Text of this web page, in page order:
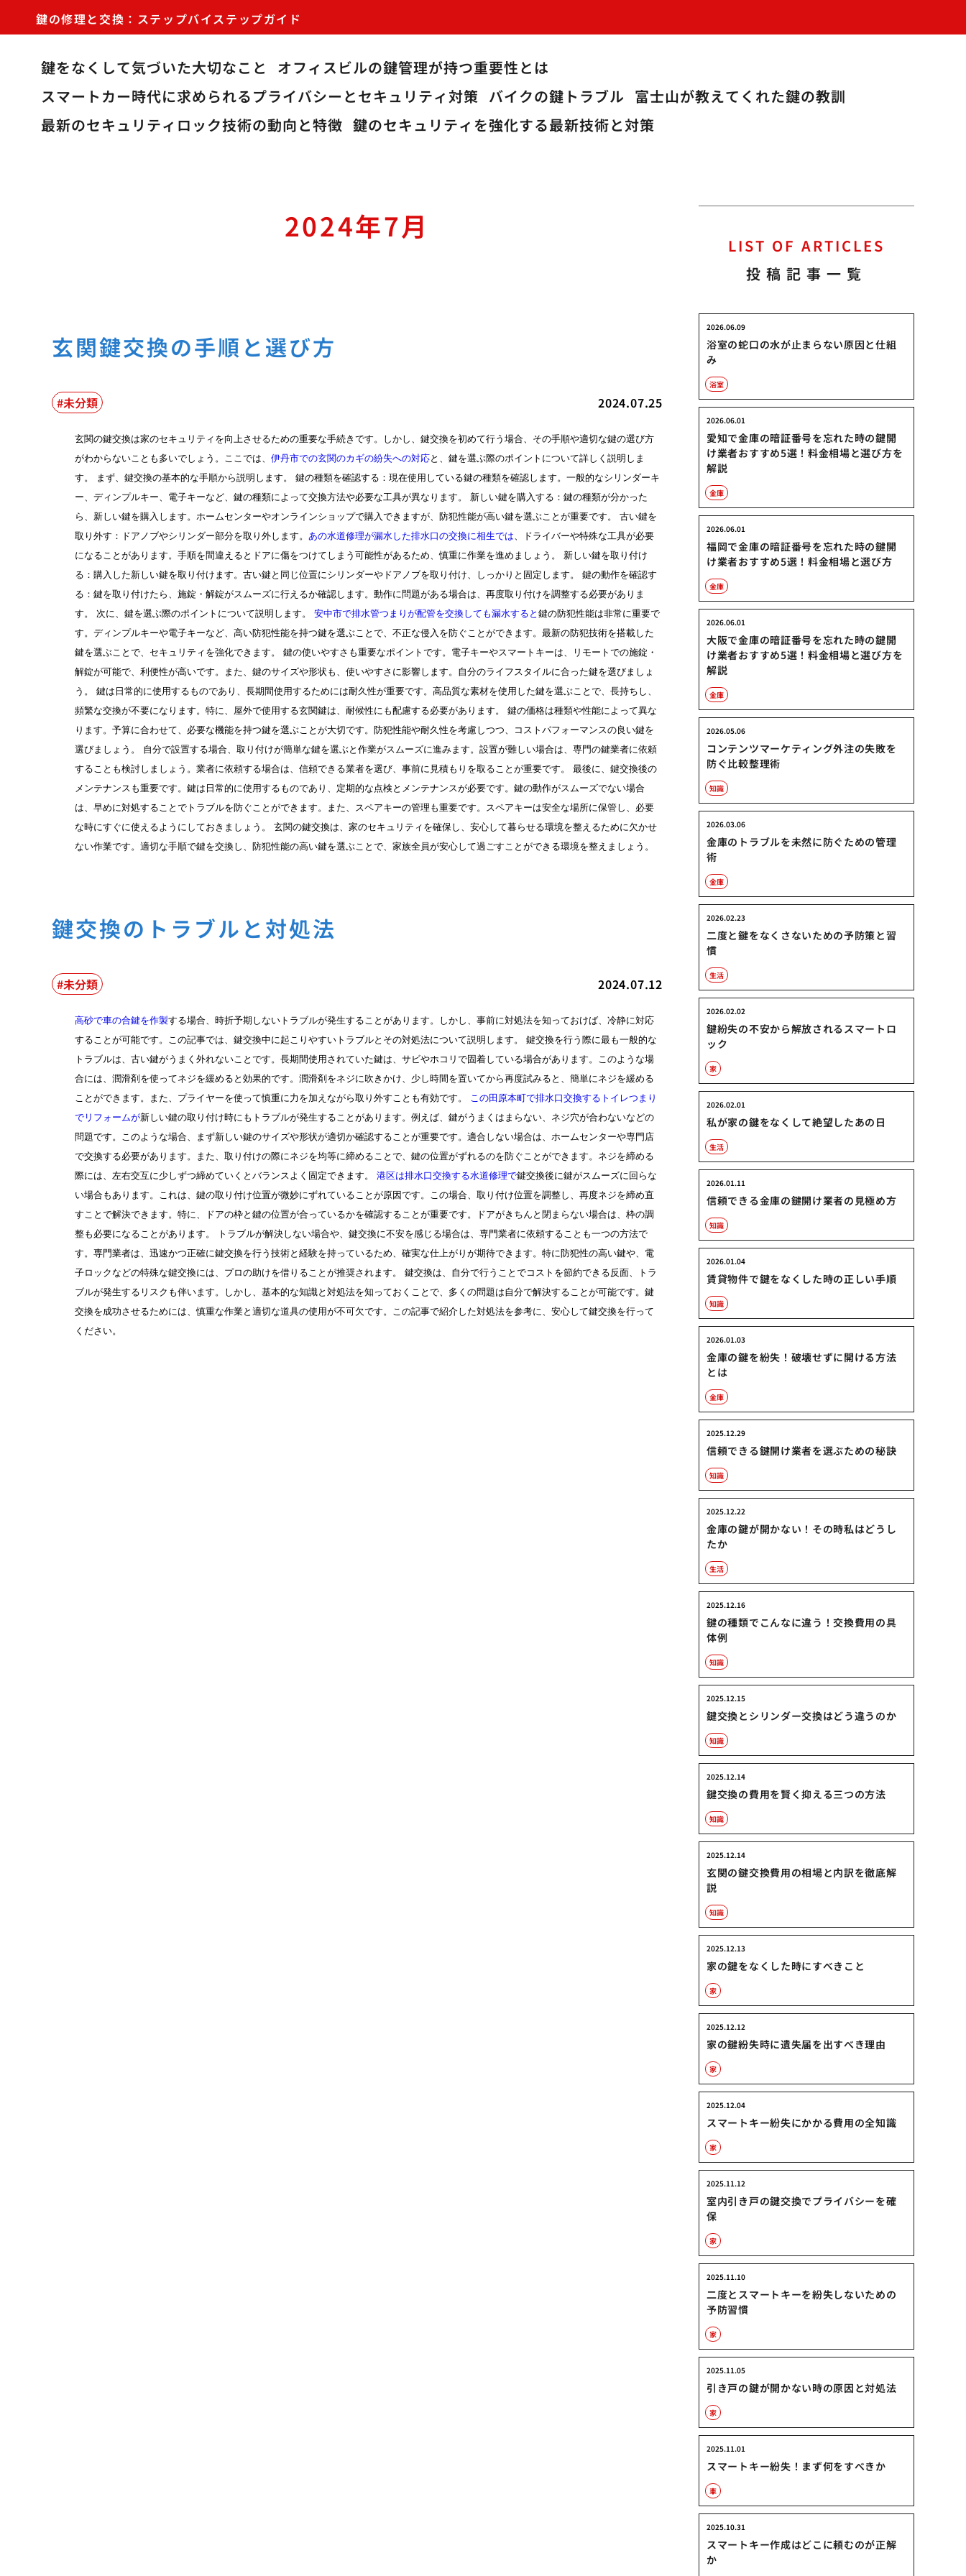
鍵の修理と交換：ステップバイステップガイド
鍵をなくして気づいた大切なこと
オフィスビルの鍵管理が持つ重要性とは
スマートカー時代に求められるプライバシーとセキュリティ対策 バイクの鍵トラブル 富士山が教えてくれた鍵の教訓
最新のセキュリティロック技術の動向と特徴 鍵のセキュリティを強化する最新技術と対策
2024年7月
玄関鍵交換の手順と選び方
2024.07.25
未分類
玄関の鍵交換は家のセキュリティを向上させるための重要な手続きです。しかし、鍵交換を初めて行う場合、その手順や適切な鍵の選び方
がわからないことも多いでしょう。ここでは、 伊丹市での玄関のカギの紛失への対応と、鍵を選ぶ際のポイントについて詳しく説明しま
す。 まず、鍵交換の基本的な手順から説明します。 鍵の種類を確認する：現在使用している鍵の種類を確認します。一般的なシリンダーキ
ー、ディンプルキー、電子キーなど、鍵の種類によって交換方法や必要な工具が異なります。 新しい鍵を購入する：鍵の種類が分かった
ら、新しい鍵を購入します。ホームセンターやオンラインショップで購入できますが、防犯性能が高い鍵を選ぶことが重要です。 古い鍵を
取り外す：ドアノブやシリンダー部分を取り外します。 あの水道修理が漏水した排水口の交換に相生では、ドライバーや特殊な工具が必要
になることがあります。手順を間違えるとドアに傷をつけてしまう可能性があるため、慎重に作業を進めましょう。 新しい鍵を取り付け
る：購入した新しい鍵を取り付けます。古い鍵と同じ位置にシリンダーやドアノブを取り付け、しっかりと固定します。 鍵の動作を確認す
る：鍵を取り付けたら、施錠・解錠がスムーズに行えるか確認します。動作に問題がある場合は、再度取り付けを調整する必要がありま
す。 次に、鍵を選ぶ際のポイントについて説明します。 安中市で排水管つまりが配管を交換しても漏水すると 鍵の防犯性能は非常に重要で
す。ディンプルキーや電子キーなど、高い防犯性能を持つ鍵を選ぶことで、不正な侵入を防ぐことができます。最新の防犯技術を搭載した
鍵を選ぶことで、セキュリティを強化できます。 鍵の使いやすさも重要なポイントです。電子キーやスマートキーは、リモートでの施錠・
解錠が可能で、利便性が高いです。また、鍵のサイズや形状も、使いやすさに影響します。自分のライフスタイルに合った鍵を選びましょ
う。 鍵は日常的に使用するものであり、長期間使用するためには耐久性が重要です。高品質な素材を使用した鍵を選ぶことで、長持ちし、
頻繁な交換が不要になります。特に、屋外で使用する玄関鍵は、耐候性にも配慮する必要があります。 鍵の価格は種類や性能によって異な
ります。予算に合わせて、必要な機能を持つ鍵を選ぶことが大切です。防犯性能や耐久性を考慮しつつ、コストパフォーマンスの良い鍵を
選びましょう。 自分で設置する場合、取り付けが簡単な鍵を選ぶと作業がスムーズに進みます。設置が難しい場合は、専門の鍵業者に依頼
することも検討しましょう。業者に依頼する場合は、信頼できる業者を選び、事前に見積もりを取ることが重要です。 最後に、鍵交換後の
メンテナンスも重要です。鍵は日常的に使用するものであり、定期的な点検とメンテナンスが必要です。鍵の動作がスムーズでない場合
は、早めに対処することでトラブルを防ぐことができます。また、スペアキーの管理も重要です。スペアキーは安全な場所に保管し、必要
な時にすぐに使えるようにしておきましょう。 玄関の鍵交換は、家のセキュリティを確保し、安心して暮らせる環境を整えるために欠かせ
ない作業です。適切な手順で鍵を交換し、防犯性能の高い鍵を選ぶことで、家族全員が安心して過ごすことができる環境を整えましょう。
鍵交換のトラブルと対処法
2024.07.12
未分類
高砂で車の合鍵を作製する場合、時折予期しないトラブルが発生することがあります。しかし、事前に対処法を知っておけば、冷静に対応
することが可能です。この記事では、鍵交換中に起こりやすいトラブルとその対処法について説明します。 鍵交換を行う際に最も一般的な
トラブルは、古い鍵がうまく外れないことです。長期間使用されていた鍵は、サビやホコリで固着している場合があります。このような場
合には、潤滑剤を使ってネジを緩めると効果的です。潤滑剤をネジに吹きかけ、少し時間を置いてから再度試みると、簡単にネジを緩める
ことができます。また、プライヤーを使って慎重に力を加えながら取り外すことも有効です。 この田原本町で排水口交換するトイレつまり
でリフォームが新しい鍵の取り付け時にもトラブルが発生することがあります。例えば、鍵がうまくはまらない、ネジ穴が合わないなどの
問題です。このような場合、まず新しい鍵のサイズや形状が適切か確認することが重要です。適合しない場合は、ホームセンターや専門店
で交換する必要があります。また、取り付けの際にネジを均等に締めることで、鍵の位置がずれるのを防ぐことができます。ネジを締める
際には、左右交互に少しずつ締めていくとバランスよく固定できます。 港区は排水口交換する水道修理で鍵交換後に鍵がスムーズに回らな
い場合もあります。これは、鍵の取り付け位置が微妙にずれていることが原因です。この場合、取り付け位置を調整し、再度ネジを締め直
すことで解決できます。特に、ドアの枠と鍵の位置が合っているかを確認することが重要です。ドアがきちんと閉まらない場合は、枠の調
整も必要になることがあります。 トラブルが解決しない場合や、鍵交換に不安を感じる場合は、専門業者に依頼することも一つの方法で
す。専門業者は、迅速かつ正確に鍵交換を行う技術と経験を持っているため、確実な仕上がりが期待できます。特に防犯性の高い鍵や、電
子ロックなどの特殊な鍵交換には、プロの助けを借りることが推奨されます。 鍵交換は、自分で行うことでコストを節約できる反面、トラ
ブルが発生するリスクも伴います。しかし、基本的な知識と対処法を知っておくことで、多くの問題は自分で解決することが可能です。鍵
交換を成功させるためには、慎重な作業と適切な道具の使用が不可欠です。この記事で紹介した対処法を参考に、安心して鍵交換を行って
ください。
LIST OF ARTICLES
投稿記事一覧
浴室の蛇口の水が止まらない原因と仕組
み
2026.06.09
浴室
愛知で金庫の暗証番号を忘れた時の鍵開
け業者おすすめ5選！料金相場と選び方を
解説
2026.06.01
金庫
福岡で金庫の暗証番号を忘れた時の鍵開
け業者おすすめ5選！料金相場と選び方
2026.06.01
金庫
大阪で金庫の暗証番号を忘れた時の鍵開
け業者おすすめ5選！料金相場と選び方を
解説
2026.06.01
金庫
コンテンツマーケティング外注の失敗を
防ぐ比較整理術
2026.05.06
知識
金庫のトラブルを未然に防ぐための管理
術
2026.03.06
金庫
二度と鍵をなくさないための予防策と習
慣
2026.02.23
生活
鍵紛失の不安から解放されるスマートロ
ック
2026.02.02
家
私が家の鍵をなくして絶望したあの日
2026.02.01
生活
信頼できる金庫の鍵開け業者の見極め方
2026.01.11
知識
賃貸物件で鍵をなくした時の正しい手順
2026.01.04
知識
金庫の鍵を紛失！破壊せずに開ける方法
とは
2026.01.03
金庫
信頼できる鍵開け業者を選ぶための秘訣
2025.12.29
知識
金庫の鍵が開かない！その時私はどうし
たか
2025.12.22
生活
鍵の種類でこんなに違う！交換費用の具
体例
2025.12.16
知識
鍵交換とシリンダー交換はどう違うのか
2025.12.15
知識
鍵交換の費用を賢く抑える三つの方法
2025.12.14
知識
玄関の鍵交換費用の相場と内訳を徹底解
説
2025.12.14
知識
家の鍵をなくした時にすべきこと
2025.12.13
家
家の鍵紛失時に遺失届を出すべき理由
2025.12.12
家
スマートキー紛失にかかる費用の全知識
2025.12.04
家
室内引き戸の鍵交換でプライバシーを確
保
2025.11.12
家
二度とスマートキーを紛失しないための
予防習慣
2025.11.10
家
引き戸の鍵が開かない時の原因と対処法
2025.11.05
家
スマートキー紛失！まず何をすべきか
2025.11.01
車
スマートキー作成はどこに頼むのが正解
か
2025.10.31